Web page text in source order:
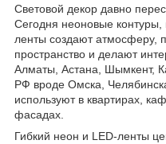
Световой декор давно
Сегодня неоновые контуры,
ленты создают атмосферу,
пространство и делают
Алматы, Астана, Шымкент,
РФ вроде Омска,
используют в квартирах,
фасадах.
Гибкий неон и LED-ленты